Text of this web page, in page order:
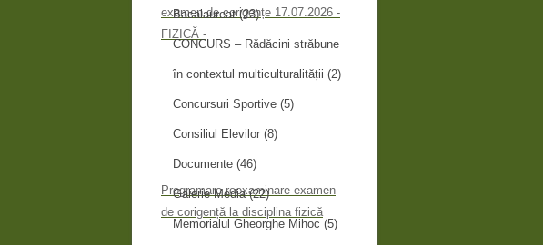
examen de corigențe 17.07.2026 -
FIZICĂ -
Programare reexaminare examen
de corigență la disciplina fizică
Bacalaureat(23)
CONCURS – Rădăcini străbune
în contextul multiculturalității (2)
Concursuri Sportive (5)
Consiliul Elevilor (8)
Documente (46)
Galerie Media(22)
Memorialul Gheorghe Mihoc (5)